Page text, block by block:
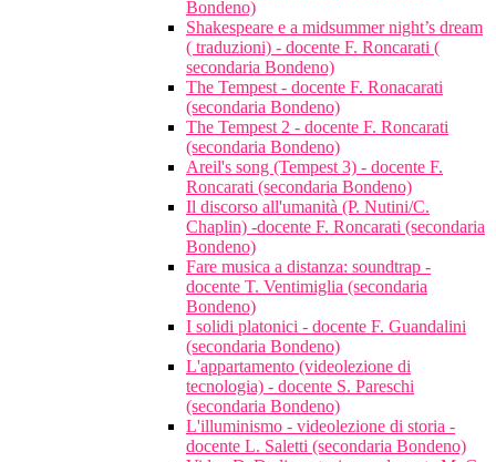
Bondeno)
Shakespeare e a midsummer night’s dream
( traduzioni) - docente F. Roncarati (
secondaria Bondeno)
The Tempest - docente F. Ronacarati
(secondaria Bondeno)
The Tempest 2 - docente F. Roncarati
(secondaria Bondeno)
Areil's song (Tempest 3) - docente F.
Roncarati (secondaria Bondeno)
Il discorso all'umanità (P. Nutini/C.
Chaplin) -docente F. Roncarati (secondaria
Bondeno)
Fare musica a distanza: soundtrap -
docente T. Ventimiglia (secondaria
Bondeno)
I solidi platonici - docente F. Guandalini
(secondaria Bondeno)
L'appartamento (videolezione di
tecnologia) - docente S. Pareschi
(secondaria Bondeno)
L'illuminismo - videolezione di storia -
docente L. Saletti (secondaria Bondeno)